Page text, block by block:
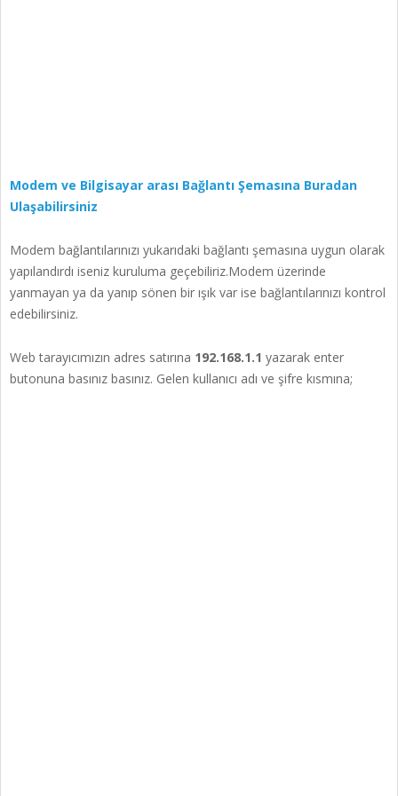
Modem ve Bilgisayar arası Bağlantı Şemasına Buradan
Ulaşabilirsiniz
Modem bağlantılarınızı yukarıdaki bağlantı şemasına uygun olarak
yapılandırdı iseniz kuruluma geçebiliriz.Modem üzerinde
yanmayan ya da yanıp sönen bir ışık var ise bağlantılarınızı kontrol
edebilirsiniz.
Web tarayıcımızın adres satırına 192.168.1.1 yazarak enter
butonuna basınız basınız. Gelen kullanıcı adı ve şifre kısmına;